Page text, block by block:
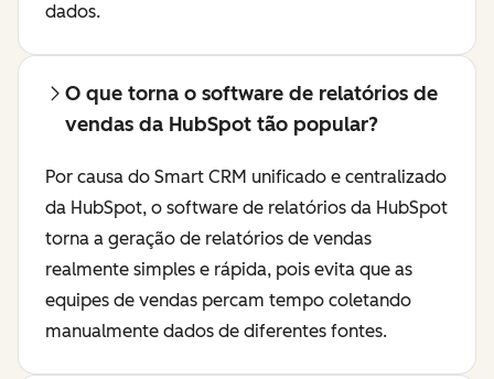
dados.
O que torna o software de relatórios de
vendas da HubSpot tão popular?
Por causa do Smart CRM unificado e centralizado
da HubSpot, o software de relatórios da HubSpot
torna a geração de relatórios de vendas
realmente simples e rápida, pois evita que as
equipes de vendas percam tempo coletando
manualmente dados de diferentes fontes.